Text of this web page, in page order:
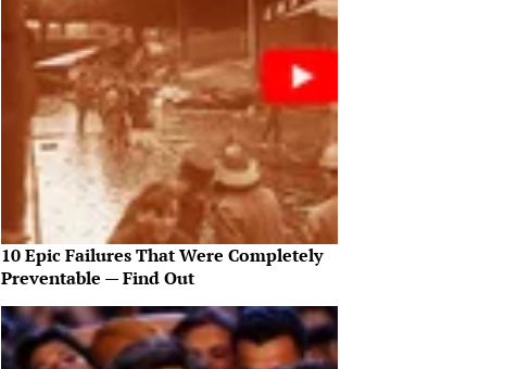
10 Epic Failures That Were Completely
Preventable — Find Out